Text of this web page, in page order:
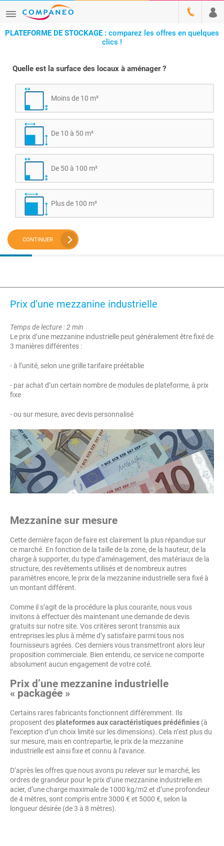
PLATEFORME DE STOCKAGE : comparez les offres en quelques
clics !
Quelle est la surface des locaux à aménager ?
Moins de 10 m²
De 10 à 50 m²
De 50 à 100 m²
Plus de 100 m²
CONTINUER
Prix d’une mezzanine industrielle
Temps de lecture : 2 min
Le prix d’une mezzanine industrielle peut généralement être fixé de
3 manières différentes :
- à l’unité, selon une grille tarifaire préétablie
- par achat d’un certain nombre de modules de plateforme, à prix
fixe
- ou sur mesure, avec devis personnalisé
Mezzanine sur mesure
Cette dernière façon de faire est clairement la plus répandue sur
ce marché. En fonction de la taille de la zone, de la hauteur, de la
charge à supporter, du type d’aménagement, des matériaux de la
structure, des revêtements utilisés et de nombreux autres
paramètres encore, le prix de la mezzanine industrielle sera fixé à
un montant différent.
Comme il s’agit de la procédure la plus courante, nous vous
invitons à effectuer dès maintenant une demande de devis
gratuits sur notre site. Vos critères seront transmis aux
entreprises les plus à même d’y satisfaire parmi tous nos
fournisseurs agrées. Ces derniers vous transmettront alors leur
proposition commerciale. Bien entendu, ce service ne comporte
absolument aucun engagement de votre coté.
Prix d’une mezzanine industrielle
« packagée »
Certains rares fabricants fonctionnent différemment. Ils
proposent desplateformes aux caractéristiques prédéfinies (à
l’exception d’un choix limité sur les dimensions). Cela n’est plus du
sur mesure, mais en contrepartie, le prix de la mezzanine
industrielle est ainsi fixe et connu à l’avance.
D’après les offres que nous avons pu relever sur le marché, les
ordres de grandeur pour le prix d’une mezzanine industrielle en
acier, d’une charge maximale de 1000 kg/m2 et d’une profondeur
de 4 mètres, sont compris entre 3000 € et 5000 €, selon la
longueur désirée (de 3 à 8 mètres).